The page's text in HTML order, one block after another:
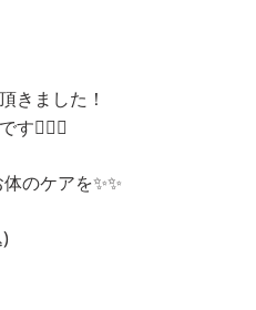
きました！
🙇‍♂️✨
のケアを✨✨